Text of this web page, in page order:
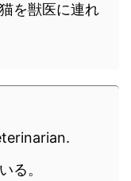
を獣医に連れ
る。